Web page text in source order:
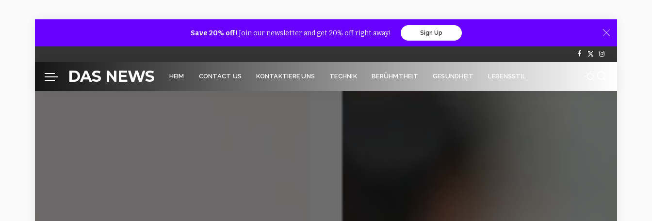
Save 20% off! Join our newsletter and get 20% off right away! Sign Up
DAS NEWS HEIM CONTACT US KONTAKTIERE UNS TECHNIK BERÜHMTHEIT GESUNDHEIT LEBENSSTIL